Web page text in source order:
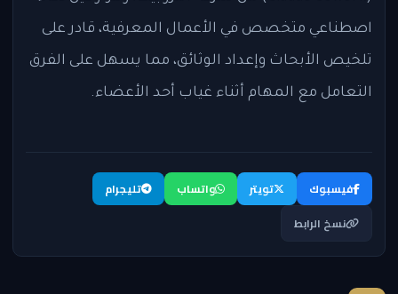
اصطناعي متخصص في الأعمال المعرفية، قادر على
تلخيص الأبحاث وإعداد الوثائق، مما يسهل على الفرق
التعامل مع المهام أثناء غياب أحد الأعضاء.
فيسبوك تويتر واتساب
تليجرام
نسخ الرابط